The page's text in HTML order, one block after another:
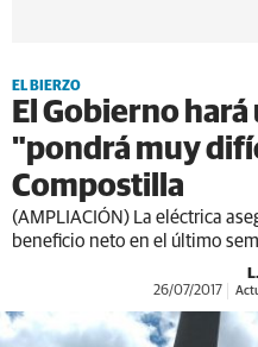
EL BIERZO
El Gobierno
"pondrá muy
Compostilla
(AMPLIACIÓN) La eléctrica
beneficio neto en el último
26/07/2017